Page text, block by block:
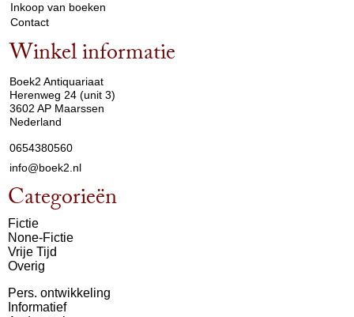
Inkoop van boeken
Contact
Winkel informatie
Boek2 Antiquariaat
Herenweg 24 (unit 3)
3602 AP Maarssen
Nederland
0654380560
info@boek2.nl
Categorieën
Fictie
None-Fictie
Vrije Tijd
Overig
Pers. ontwikkeling
Informatief